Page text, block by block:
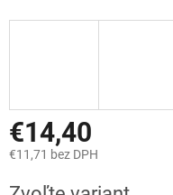
€14,40
€11,71 bez DPH